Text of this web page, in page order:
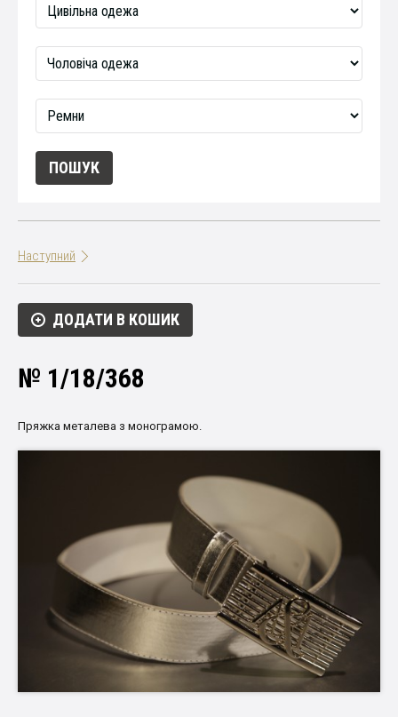
Наступний
ДОДАТИ В КОШИК
№ 1/18/368
Пряжка металева з монограмою.